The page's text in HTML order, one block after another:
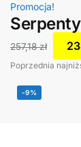
Promocja!
257,18zł
Poprzednia
-9%